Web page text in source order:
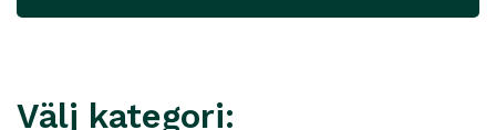
Välj kategori: